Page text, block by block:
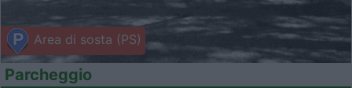
Area di sosta (PS)
Parcheggio